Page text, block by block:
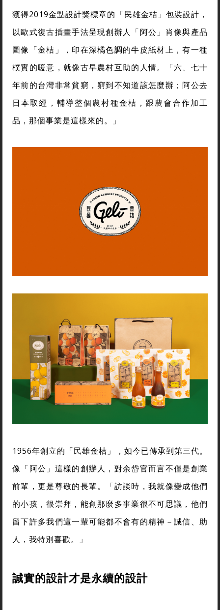
獲得2019金點設計獎標章的「民雄金桔」包裝設計，
以歐式復古插畫手法呈現創辦人「阿公」肖像與產品
圖像「金桔」，印在深橘色調的牛皮紙材上，有一種
樸實的暖意，就像古早農村互助的人情。「六、七十
年前的台灣非常貧窮，窮到不知道該怎麼辦；阿公去
日本取經，輔導整個農村種金桔，跟農會合作加工
品，那個事業是這樣來的。」
1956年創立的「民雄金桔」，如今已傳承到第三代。
像「阿公」這樣的創辦人，對余岱官而言不僅是創業
前輩，更是尊敬的長輩。「訪談時，我就像變成他們
的小孩，很崇拜，能創那麼多事業很不可思議，他們
留下許多我們這一輩可能都不會有的精神－誠信、助
人，我特別喜歡。」
誠實的設計才是永續的設計